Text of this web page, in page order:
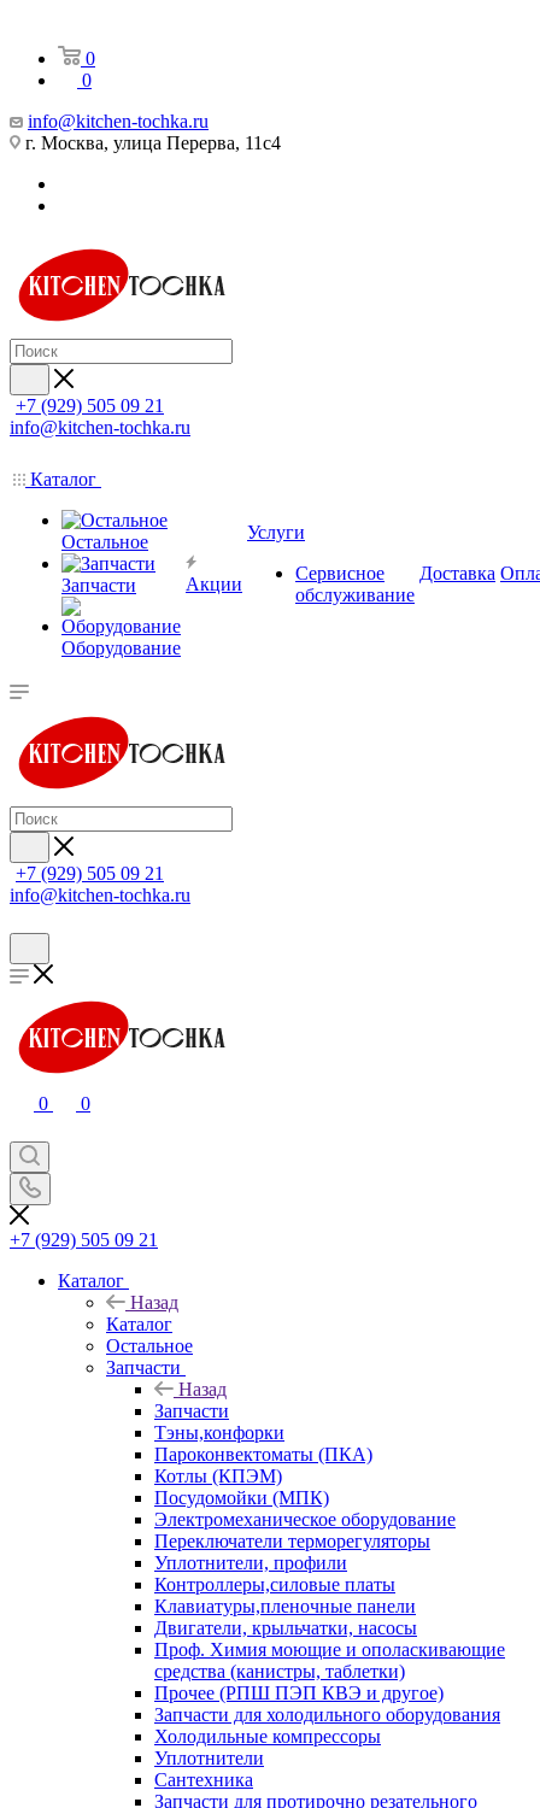
0
0
info@kitchen-tochka.ru
г. Москва, улица Перерва, 11с4
+7 (929) 505 09 21
info@kitchen-tochka.ru
Каталог
Остальное
Запчасти
Оборудование
Акции
Услуги
Сервисное
обслуживание
Доставка
+7 (929) 505 09 21
info@kitchen-tochka.ru
0 0
+7 (929) 505 09 21
Каталог
Назад
Каталог
Остальное
Запчасти
Назад
Запчасти
Тэны,конфорки
Пароконвектоматы (ПКА)
Котлы (КПЭМ)
Посудомойки (МПК)
Электромеханическое оборудование
Переключатели терморегуляторы
Уплотнители, профили
Контроллеры,силовые платы
Клавиатуры,пленочные панели
Двигатели, крыльчатки, насосы
Проф. Химия моющие и ополаскивающие
средства (канистры, таблетки)
Прочее (РПШ ПЭП КВЭ и другое)
Запчасти для холодильного оборудования
Холодильные компрессоры
Уплотнители
Сантехника
Запчасти для протирочно резательного